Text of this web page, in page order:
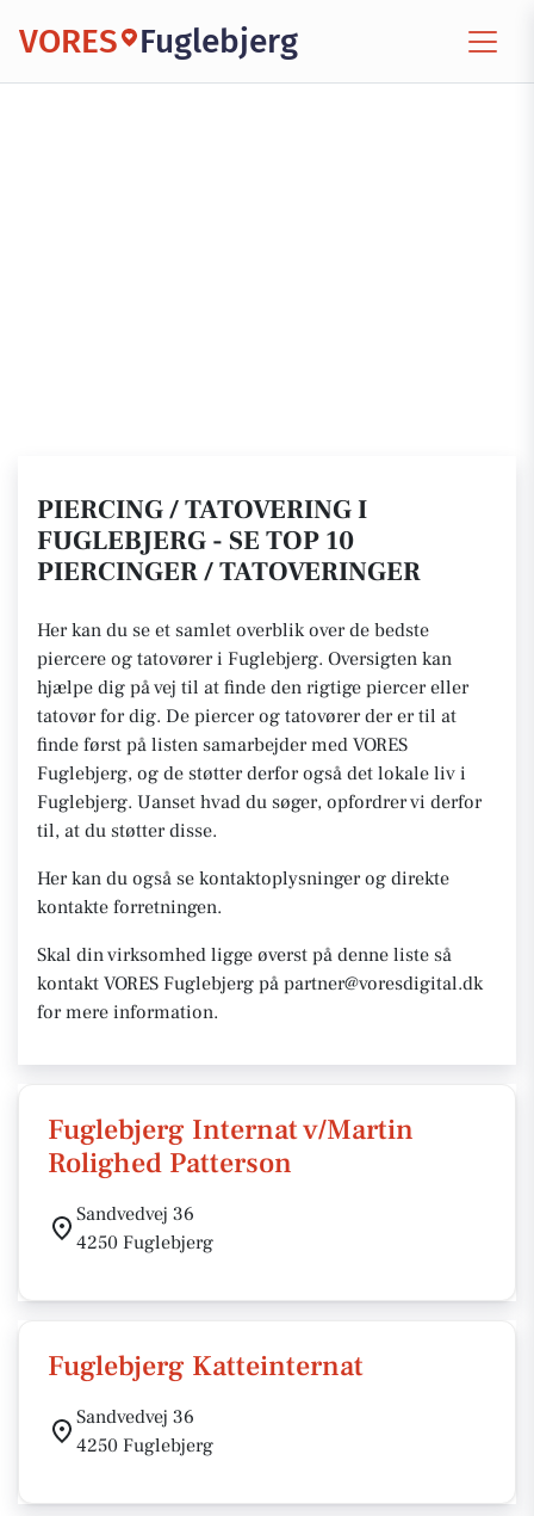
VORES Fuglebjerg
PIERCING / TATOVERING I
FUGLEBJERG - SE TOP 10
PIERCINGER / TATOVERINGER
Her kan du se et samlet overblik over de bedste
piercere og tatovører i Fuglebjerg. Oversigten kan
hjælpe dig på vej til at finde den rigtige piercer eller
tatovør for dig. De piercer og tatovører der er til at
finde først på listen samarbejder med VORES
Fuglebjerg, og de støtter derfor også det lokale liv i
Fuglebjerg. Uanset hvad du søger, opfordrer vi derfor
til, at du støtter disse.
Her kan du også se kontaktoplysninger og direkte
kontakte forretningen.
Skal din virksomhed ligge øverst på denne liste så
kontakt VORES Fuglebjerg på partner@voresdigital.dk
for mere information.
Fuglebjerg Internat v/Martin
Rolighed Patterson
Sandvedvej 36
4250 Fuglebjerg
Fuglebjerg Katteinternat
Sandvedvej 36
4250 Fuglebjerg